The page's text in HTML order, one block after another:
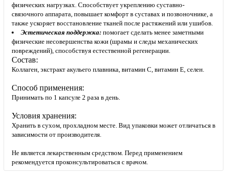
физических нагрузках. Способствует укреплению суставно-
связочного аппарата, повышает комфорт в суставах и позвоночнике, а
также ускоряет восстановление тканей после растяжений или ушибов.
Эстетическая поддержка:помогает сделать менее заметными
физические несовершенства кожи (шрамы и следы механических
повреждений), способствуя естественной регенерации.
Состав:
Коллаген, экстракт акульего плавника, витамин С, витамин Е, селен.
Способ применения:
Принимать по 1 капсуле 2 раза в день.
Условия хранения:
Хранить в сухом, прохладном месте. Вид упаковки может отличаться в
зависимости от производителя.
Не является лекарственным средством. Перед применением
рекомендуется проконсультироваться с врачом.